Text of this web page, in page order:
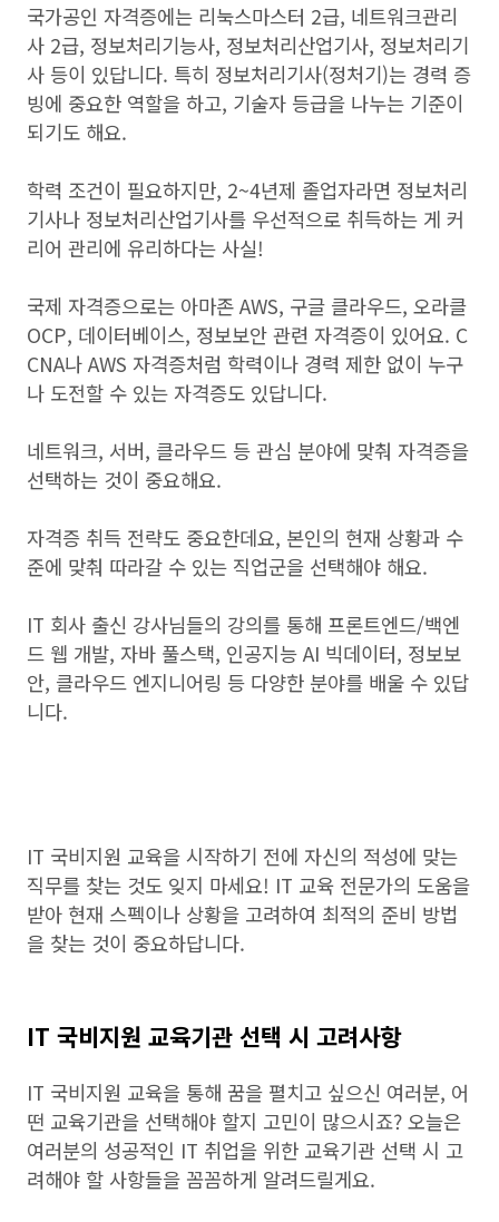
국가공인 자격증에는 리눅스마스터 2급, 네트워크관리
사 2급, 정보처리기능사, 정보처리산업기사, 정보처리기
사 등이 있답니다. 특히 정보처리기사(정처기)는 경력 증
빙에 중요한 역할을 하고, 기술자 등급을 나누는 기준이
되기도 해요.
학력 조건이 필요하지만, 2~4년제 졸업자라면 정보처리
기사나 정보처리산업기사를 우선적으로 취득하는 게 커
리어 관리에 유리하다는 사실!
국제 자격증으로는 아마존 AWS, 구글 클라우드, 오라클
OCP, 데이터베이스, 정보보안 관련 자격증이 있어요. C
CNA나 AWS 자격증처럼 학력이나 경력 제한 없이 누구
나 도전할 수 있는 자격증도 있답니다.
네트워크, 서버, 클라우드 등 관심 분야에 맞춰 자격증을
선택하는 것이 중요해요.
자격증 취득 전략도 중요한데요, 본인의 현재 상황과 수
준에 맞춰 따라갈 수 있는 직업군을 선택해야 해요.
IT 회사 출신 강사님들의 강의를 통해 프론트엔드/백엔
드 웹 개발, 자바 풀스택, 인공지능 AI 빅데이터, 정보보
안, 클라우드 엔지니어링 등 다양한 분야를 배울 수 있답
니다.
IT 국비지원 교육을 시작하기 전에 자신의 적성에 맞는
직무를 찾는 것도 잊지 마세요! IT 교육 전문가의 도움을
받아 현재 스펙이나 상황을 고려하여 최적의 준비 방법
을 찾는 것이 중요하답니다.
IT 국비지원 교육기관 선택 시 고려사항
IT 국비지원 교육을 통해 꿈을 펼치고 싶으신 여러분, 어
떤 교육기관을 선택해야 할지 고민이 많으시죠? 오늘은
여러분의 성공적인 IT 취업을 위한 교육기관 선택 시 고
려해야 할 사항들을 꼼꼼하게 알려드릴게요.